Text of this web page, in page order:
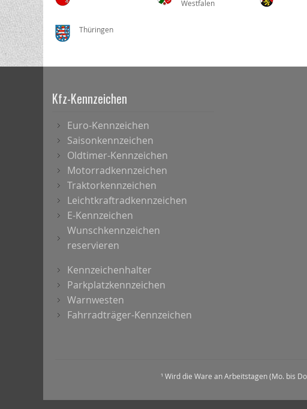
Westfalen
Thüringen
Kfz-Kennzeichen
Euro-Kennzeichen
Saisonkennzeichen
Oldtimer-Kennzeichen
Motorradkennzeichen
Traktorkennzeichen
Leichtkraftradkennzeichen
E-Kennzeichen
Wunschkennzeichen
reservieren
Kennzeichenhalter
Parkplatzkennzeichen
Warnwesten
Fahrradträger-Kennzeichen
¹ Wird die Ware an Arbeitstagen (Mo. bis